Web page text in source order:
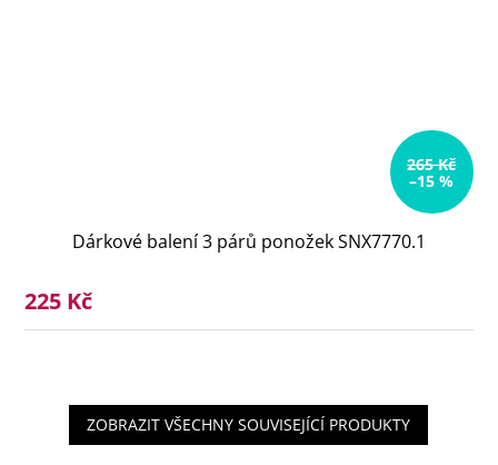
265 Kč
–15 %
Dárkové balení 3 párů ponožek SNX7770.1
225 Kč
ZOBRAZIT VŠECHNY SOUVISEJÍCÍ PRODUKTY